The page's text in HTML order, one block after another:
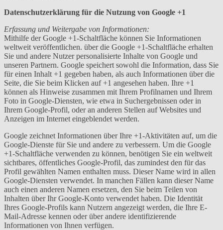
Datenschutzerklärung für die Nutzung von Google +1
Erfassung und Weitergabe von Informationen:
Mithilfe der Google +1-Schaltfläche können Sie Informationen
weltweit veröffentlichen. über die Google +1-Schaltfläche erhalten
Sie und andere Nutzer personalisierte Inhalte von Google und
unseren Partnern. Google speichert sowohl die Information, dass Sie
für einen Inhalt +1 gegeben haben, als auch Informationen über die
Seite, die Sie beim Klicken auf +1 angesehen haben. Ihre +1
können als Hinweise zusammen mit Ihrem Profilnamen und Ihrem
Foto in Google-Diensten, wie etwa in Suchergebnissen oder in
Ihrem Google-Profil, oder an anderen Stellen auf Websites und
Anzeigen im Internet eingeblendet werden.
Google zeichnet Informationen über Ihre +1-Aktivitäten auf, um die
Google-Dienste für Sie und andere zu verbessern. Um die Google
+1-Schaltfläche verwenden zu können, benötigen Sie ein weltweit
sichtbares, öffentliches Google-Profil, das zumindest den für das
Profil gewählten Namen enthalten muss. Dieser Name wird in allen
Google-Diensten verwendet. In manchen Fällen kann dieser Name
auch einen anderen Namen ersetzen, den Sie beim Teilen von
Inhalten über Ihr Google-Konto verwendet haben. Die Identität
Ihres Google-Profils kann Nutzern angezeigt werden, die Ihre E-
Mail-Adresse kennen oder über andere identifizierende
Informationen von Ihnen verfügen.